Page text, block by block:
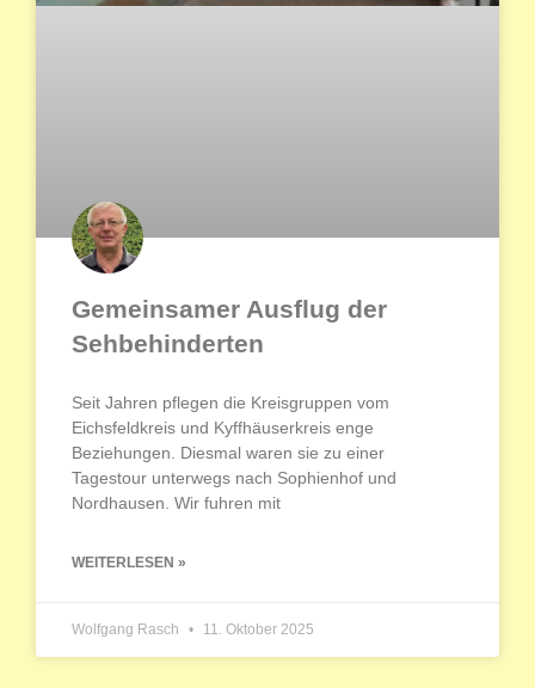
Gemeinsamer Ausflug der
Sehbehinderten
Seit Jahren pflegen die Kreisgruppen vom
Eichsfeldkreis und Kyffhäuserkreis enge
Beziehungen. Diesmal waren sie zu einer
Tagestour unterwegs nach Sophienhof und
Nordhausen. Wir fuhren mit
WEITERLESEN »
Wolfgang Rasch 11. Oktober 2025